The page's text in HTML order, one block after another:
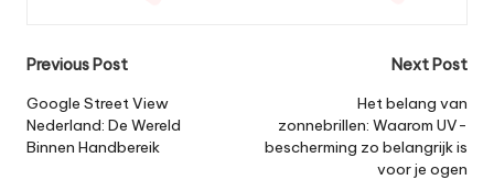
Post
navigation
Previous Post
Google Street View
Nederland: De Wereld
Binnen Handbereik
Next Post
Het belang van
zonnebrillen: Waarom UV-
bescherming zo belangrijk is
voor je ogen